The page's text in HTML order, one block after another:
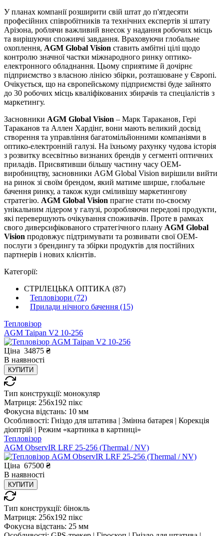
У планах компанії розширити свій штат до п'ятдесяти
професійних співробітників та технічних експертів зі штату
Арізона, роблячи важливий внесок у надання робочих місць
та вирішуючи споживчі завдання. Враховуючи глобальне
охоплення, AGM Global Vision ставить амбітні цілі щодо
контролю значної частки міжнародного ринку оптико-
електронного обладнання. Цьому сприятиме й дочірнє
підприємство з власною лінією збірки, розташоване у Європі.
Очікується, що на європейському підприємстві буде зайнято
до 30 робочих місць кваліфікованих збирачів та спеціалістів з
маркетингу.
Засновники AGM Global Vision – Марк Тараканов, Гері
Тараканов та Аллен Хардінг, вони мають великий досвід
створення та управління багатомільйонними компаніями в
оптико-електронній галузі. На їхньому рахунку чудова історія
з розвитку всесвітньо визнаних брендів у сегменті оптичних
приладів. Присвятивши більшу частину часу OEM-
виробництву, засновники AGM Global Vision вирішили вийти
на ринок зі своїм брендом, який матиме ширше, глобальне
бачення ринку, а також куди сміливішу маркетингову
стратегію. AGM Global Vision прагне стати по-своєму
унікальним лідером у галузі, розробляючи передові продукти,
які перевершують очікування споживачів. Проте в рамках
свого диверсифікованого стратегічного плану AGM Global
Vision продовжує підтримувати та розвивати свої OEM-
послуги з брендингу та збірки продуктів для постійних
партнерів і нових клієнтів.
Категорії:
СТРІЛЕЦЬКА ОПТИКА (87)
Тепловізори (72)
Прилади нічного бачення (15)
Тепловізор
AGM Taipan V2 10-256
Ціна 34875 ₴
В наявності
КУПИТИ
Тип конструкції: монокуляр
Матриця: 256x192 пікс
Фокусна відстань: 10 мм
Особливості: Гніздо для штатива | Змінна батарея | Корекція
діоптрій | Режим «картинка в картинці»
Тепловізор
AGM ObservIR LRF 25-256 (Thermal / NV)
Ціна 67500 ₴
В наявності
КУПИТИ
Тип конструкції: бінокль
Матриця: 256x192 пікс
Фокусна відстань: 25 мм